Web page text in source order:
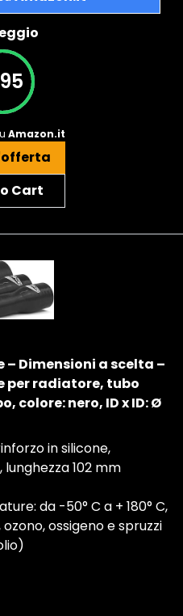
Amazon.it
Cart
Dimensioni a scelta –
per radiatore, tubo
colore: nero, ID x ID: Ø
in silicone,
102 mm
da -50° C a + 180° C,
ossigeno e spruzzi